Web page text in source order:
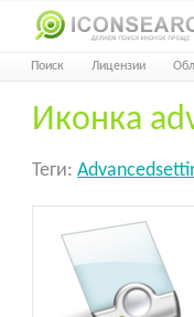
Поиск Лицензии
Иконка
Теги: